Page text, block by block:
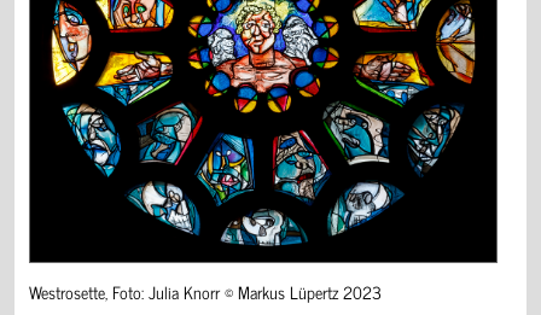
Westrosette, Foto: Julia Knorr © Markus Lüpertz 2023